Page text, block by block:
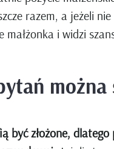
razem, a jeżeli
małżonka i widzi
być złożone,